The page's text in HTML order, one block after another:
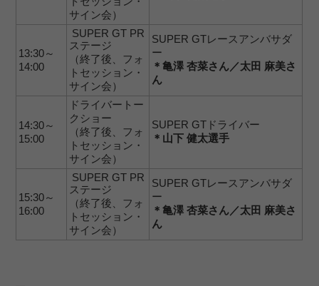
サイン会）
13:30～
14:00
SUPER GT PR
ステージ
（終了後、フォ
トセッション・
サイン会）
SUPER GTレースアンバサダ
ー
＊亀澤 杏菜さん／太田 麻美さ
ん
14:30～
15:00
ドライバートー
クショー
（終了後、フォ
トセッション・
サイン会）
SUPER GTドライバー
＊山下 健太選手
15:30～
16:00
SUPER GT PR
ステージ
（終了後、フォ
トセッション・
サイン会）
SUPER GTレースアンバサダ
ー
＊亀澤 杏菜さん／太田 麻美さ
ん